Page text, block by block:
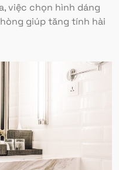
việc chọn hình dáng
giúp tăng tính hài